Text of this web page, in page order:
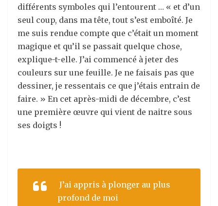
différents symboles qui l’entourent … « et d’un
seul coup, dans ma tête, tout s’est emboîté. Je
me suis rendue compte que c’était un moment
magique et qu’il se passait quelque chose,
explique-t-elle. J’ai commencé à jeter des
couleurs sur une feuille. Je ne faisais pas que
dessiner, je ressentais ce que j’étais entrain de
faire. » En cet après-midi de décembre, c’est
une première œuvre qui vient de naitre sous
ses doigts !
J’ai appris à plonger au plus
profond de moi